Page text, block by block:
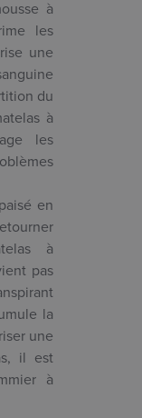
à
les
une
du
à
les
en
à
pas
la
une
il est
à